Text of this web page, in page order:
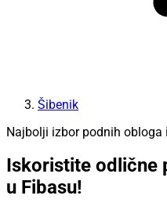
Šibenik
Najbolji izbor podnih obloga
Iskoristite odlične
u Fibasu!